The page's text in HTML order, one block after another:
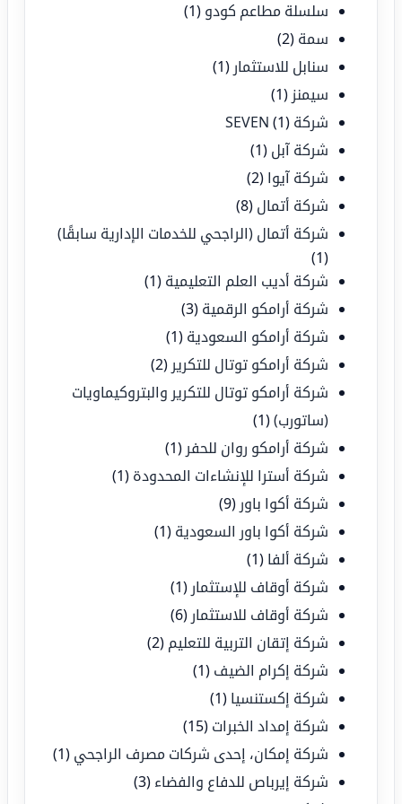
سلسلة مطاعم كودو (1)
سمة (2)
سنابل للاستثمار (1)
سيمنز (1)
شركة SEVEN (1)
شركة آبل (1)
شركة آيوا (2)
شركة أتمال (8)
شركة أتمال (الراجحي للخدمات الإدارية سابقًا)
(1)
شركة أديب العلم التعليمية (1)
شركة أرامكو الرقمية (3)
شركة أرامكو السعودية (1)
شركة أرامكو توتال للتكرير (2)
شركة أرامكو توتال للتكرير والبتروكيماويات
(ساتورب)(1)
شركة أرامكو روان للحفر (1)
شركة أسترا للإنشاءات المحدودة (1)
شركة أكوا باور (9)
شركة أكوا باور السعودية (1)
شركة ألفا (1)
شركة أوقاف للإستثمار (1)
شركة أوقاف للاستثمار (6)
شركة إتقان التربية للتعليم (2)
شركة إكرام الضيف (1)
شركة إكستنسيا (1)
شركة إمداد الخبرات (15)
شركة إمكان، إحدى شركات مصرف الراجحي (1)
شركة إيرباص للدفاع والفضاء (3)